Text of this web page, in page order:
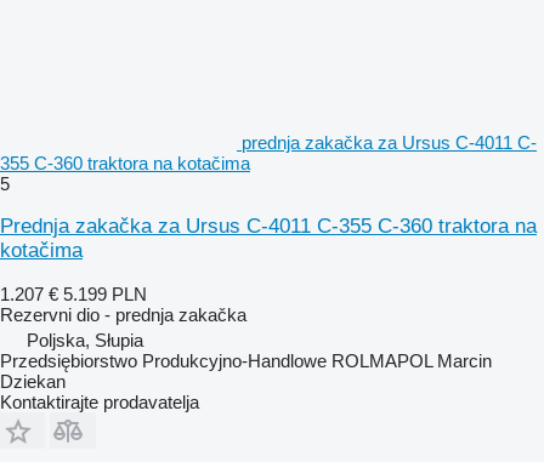
prednja zakačka za Ursus C-4011 C-
355 C-360 traktora na kotačima
5
Prednja zakačka za Ursus C-4011 C-355 C-360 traktora na
kotačima
1.207 € 5.199 PLN
Rezervni dio - prednja zakačka
Poljska, Słupia
Przedsiębiorstwo Produkcyjno-Handlowe ROLMAPOL Marcin
Dziekan
Kontaktirajte prodavatelja